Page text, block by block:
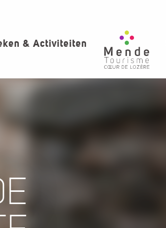
& Activiteiten